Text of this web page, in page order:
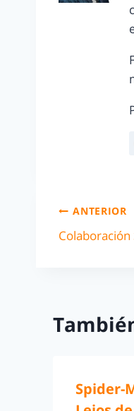
ANTERIOR
Colaboración
Spider-